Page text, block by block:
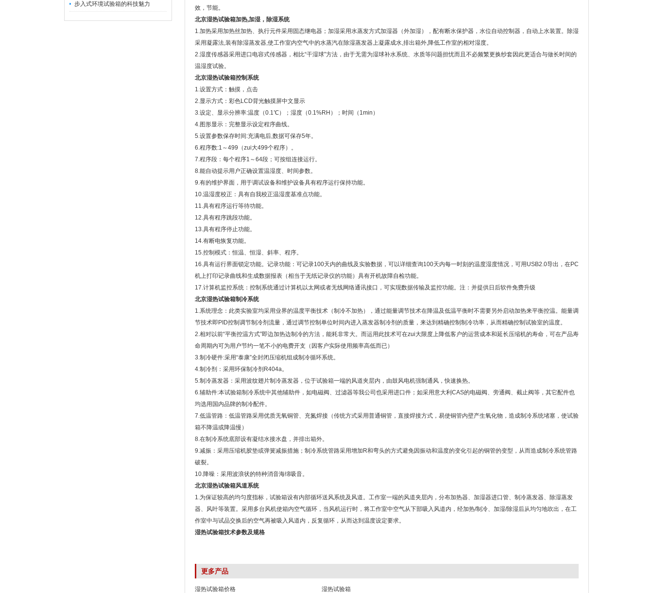
步入式环境试验箱的科技魅力
效，节能。
北京湿热试验箱加热,加湿，除湿系统
1.加热采用加热丝加热、执行元件采用固态继电器；加湿采用水蒸发方式加湿器（外加湿），配有断水保护器，水位自动控制器，自动上水装置。除湿
采用凝露法,装有除湿蒸发器,使工作室内空气中的水蒸汽在除湿蒸发器上凝露成水,排出箱外,降低工作室的相对湿度。
2.湿度传感器采用进口电容式传感器，相比“干湿球”方法，由于无需为湿球补水系统、水质等问题担忧而且不必频繁更换纱套因此更适合与做长时间的
温湿度试验。
北京湿热试验箱控制系统
1.设置方式：触摸，点击
2.显示方式：彩色LCD背光触摸屏中文显示
3.设定、显示分辨率:温度（0.1℃）；湿度（0.1%RH）；时间（1min）
4.图形显示：完整显示设定程序曲线。
5.设置参数保存时间:充满电后,数据可保存5年。
6.程序数:1～499（zui大499个程序）。
7.程序段：每个程序1～64段；可按组连接运行。
8.能自动提示用户正确设置温湿度、时间参数。
9.有的维护界面，用于调试设备和维护设备具有程序运行保持功能。
10.温湿度校正：具有自我校正温湿度基准点功能。
11.具有程序运行等待功能。
12.具有程序跳段功能。
13.具有程序停止功能。
14.有断电恢复功能。
15.控制模式：恒温、恒湿、斜率、程序。
16.具有运行界面锁定功能。记录功能：可记录100天内的曲线及实验数据，可以详细查询100天内每一时刻的温度湿度情况，可用USB2.0导出，在PC
机上打印记录曲线和生成数据报表（相当于无纸记录仪的功能）具有开机故障自检功能。
17.计算机监控系统：控制系统通过计算机以太网或者无线网络通讯接口，可实现数据传输及监控功能。注：并提供日后软件免费升级
北京湿热试验箱制冷系统
1.系统理念：此类实验室均采用业界的温度平衡技术（制冷不加热），通过能量调节技术在降温及低温平衡时不需要另外启动加热来平衡控温。能量调
节技术即PID控制调节制冷剂流量，通过调节控制单位时间内进入蒸发器制冷剂的质量，来达到精确控制制冷功率，从而精确控制试验室的温度。
2.相对以前“平衡控温方式”即边加热边制冷的方法，能耗非常大。而运用此技术可在zui大限度上降低客户的运营成本和延长压缩机的寿命，可在产品寿
命周期内可为用户节约一笔不小的电费开支（因客户实际使用频率高低而已）
3.制冷硬件:采用“泰康”全封闭压缩机组成制冷循环系统。
4.制冷剂：采用环保制冷剂R404a。
5.制冷蒸发器：采用波纹翅片制冷蒸发器，位于试验箱一端的风道夹层内，由鼓风电机强制通风，快速换热。
6.辅助件:本试验箱制冷系统中其他辅助件，如电磁阀、过滤器等我公司也采用进口件；如采用意大利CAS的电磁阀、旁通阀、截止阀等，其它配件也
均选用国内品牌的制冷配件。
7.低温管路：低温管路采用优质无氧铜管、充氮焊接（传统方式采用普通铜管，直接焊接方式，易使铜管内壁产生氧化物，造成制冷系统堵塞，使试验
箱不降温或降温慢）
8.在制冷系统底部设有凝结水接水盘，并排出箱外。
9.减振：采用压缩机胶垫或弹簧减振措施；制冷系统管路采用增加R和弯头的方式避免因振动和温度的变化引起的铜管的变型，从而造成制冷系统管路
破裂。
10.降噪：采用波浪状的特种消音海绵吸音。
北京湿热试验箱风道系统
1.为保证较高的均匀度指标，试验箱设有内部循环送风系统及风道。工作室一端的风道夹层内，分布加热器、加湿器进口管、制冷蒸发器、除湿蒸发
器、风叶等装置。采用多台风机使箱内空气循环，当风机运行时，将工作室中空气从下部吸入风道内，经加热/制冷、加湿/除湿后从均匀地吹出，在工
作室中与试品交换后的空气再被吸入风道内，反复循环，从而达到温度设定要求。
湿热试验箱技术参数及规格
更多产品
湿热试验箱价格 湿热试验箱